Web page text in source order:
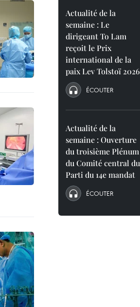
Actualité de la
semaine : Le
dirigeant To Lam
reçoit le Prix
international de la
paix Lev Tolstoï 2026
ÉCOUTER
Actualité de la
semaine : Ouverture
du troisième Plénum
du Comité central du
Parti du 14e mandat
ÉCOUTER